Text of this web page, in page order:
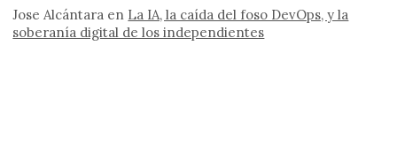
Jose Alcántara en La IA, la caída del foso DevOps, y la
soberanía digital de los independientes